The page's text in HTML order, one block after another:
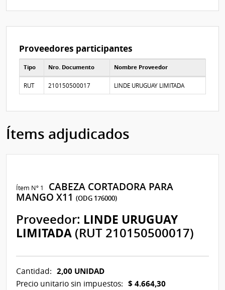
Proveedores participantes
Tipo Nro. Documento Nombre Proveedor
RUT 210150500017 LINDE URUGUAY LIMITADA
Ítems adjudicados
Ítem Nº 1
CABEZA CORTADORA PARA
MANGO X11(ODG 176000)
Proveedor: LINDE URUGUAY
LIMITADA (RUT 210150500017)
Cantidad: 2,00 UNIDAD
Precio unitario sin impuestos: $ 4.664,30